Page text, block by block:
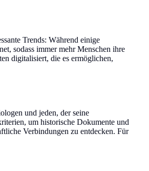
Trends: Während einige
sodass immer mehr Menschen ihre
digitalisiert, die es ermöglichen,
und jeden, der seine
um historische Dokumente und
Verbindungen zu entdecken. Für